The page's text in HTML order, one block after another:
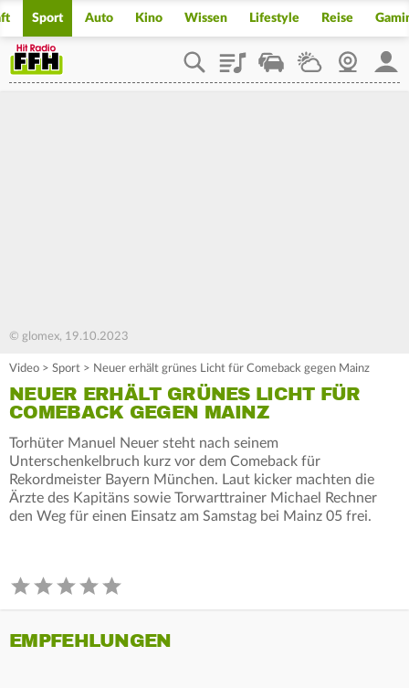
Sport Auto Kino Wissen Lifestyle Reise
PlaylistStaupilotWetterWebcam
© glomex, 19.10.2023
Video > Sport > Neuer erhält grünes Licht für Comeback gegen Mainz
NEUER ERHÄLT GRÜNES LICHT FÜR
COMEBACK GEGEN MAINZ
Torhüter Manuel Neuer steht nach seinem
Unterschenkelbruch kurz vor dem Comeback für
Rekordmeister Bayern München. Laut kicker machten die
Ärzte des Kapitäns sowie Torwarttrainer Michael Rechner
den Weg für einen Einsatz am Samstag bei Mainz 05 frei.
EMPFEHLUNGEN